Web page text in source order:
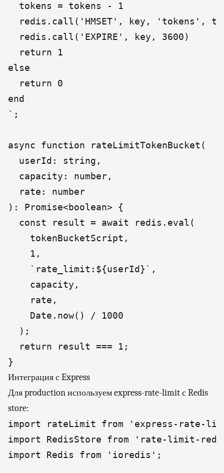
  tokens = tokens - 1
redis.call('HMSET', key, 'tokens',
  redis.call('EXPIRE', key, 3600)
  return 1
else
  return 0
end
`;
async function rateLimitTokenBucket(
  userId: string,
  capacity: number,
  rate: number
): Promise<boolean> {
  const result = await redis.eval(
    tokenBucketScript,
    1,
    `rate_limit:${userId}`,
    capacity,
    rate,
    Date.now() / 1000
  );
  return result === 1;
}
Интеграция с Express
Для production используем express-rate-limit с Redis
store:
import rateLimit from 'express-rate-
import RedisStore from 'rate-limit-
import Redis from 'ioredis';